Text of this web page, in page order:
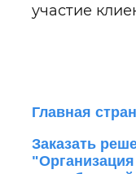
участие
Главная
Заказать